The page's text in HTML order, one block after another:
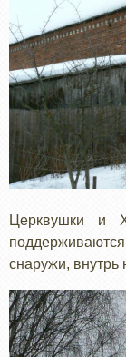
Церквушки и
снаружи, внутрь